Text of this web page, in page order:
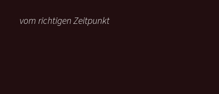
vom richtigen Zeitpunkt